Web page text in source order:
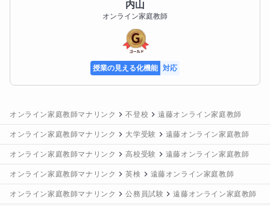
もともと体育や運動は苦手で、風邪にもよくかかり、
学校を休む日も多く、大きなコンプレックスでもあり
『自分自身を変えなければならない』
と強く思い、長年の悩みであった体力面の強化を決意
しました。
最初は軽めの腕立て伏せなどを習慣化することから始
内山
オンライン家庭教師
授業の見える化機能 対応
オンライン家庭教師マナリンク 不登校 遠藤オンライン家庭教師
オンライン家庭教師マナリンク 大学受験 遠藤オンライン家庭教師
オンライン家庭教師マナリンク 高校受験 遠藤オンライン家庭教師
オンライン家庭教師マナリンク 英検 遠藤オンライン家庭教師
オンライン家庭教師マナリンク 公務員試験 遠藤オンライン家庭教師